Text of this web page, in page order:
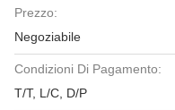
Prezzo:
Negoziabile
Condizioni Di Pagamento:
T/T, L/C, D/P